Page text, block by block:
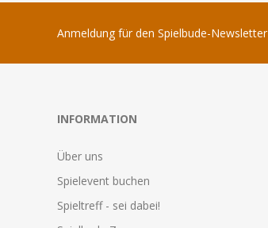
Anmeldung für den Spielbude-Newsletter
INFORMATION
Über uns
Spielevent buchen
Spieltreff - sei dabei!